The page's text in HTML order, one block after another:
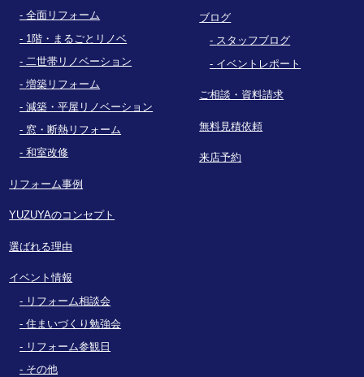
全面リフォーム
1階・まるごとリノベ
二世帯リノベーション
増築リフォーム
減築・平屋リノベーション
窓・断熱リフォーム
和室改修
リフォーム事例
YUZUYAのコンセプト
選ばれる理由
イベント情報
リフォーム相談会
住まいづくり勉強会
リフォーム参観日
その他
ブログ
スタッフブログ
イベントレポート
ご相談・資料請求
無料見積依頼
来店予約